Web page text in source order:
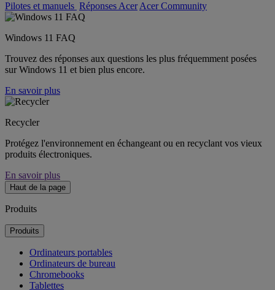
Pilotes et manuels Réponses Acer Acer Community
Windows 11 FAQ
Trouvez des réponses aux questions les plus fréquemment posées
sur Windows 11 et bien plus encore.
En savoir plus
Recycler
Protégez l'environnement en échangeant ou en recyclant vos vieux
produits électroniques.
En savoir plus
Haut de la page
Produits
Produits
Ordinateurs portables
Ordinateurs de bureau
Chromebooks
Tablettes